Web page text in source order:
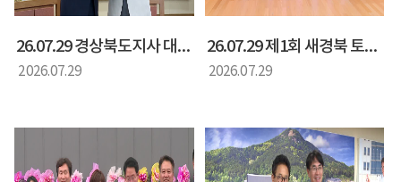
26.07.29 경상북도지사 대구시장 면담
2026.07.29
26.07.29 제1회 새경북 토론회 미리보는 경북 미래 식품산업
2026.07.29